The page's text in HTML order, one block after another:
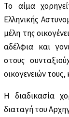
Το αίµα
Ελληνικής
µέλη της
αδέλφια και
στους
οικογενειών
Η διαδικασία
διαταγή του